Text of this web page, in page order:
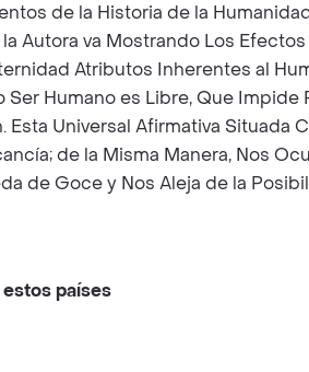
de la Historia de la
Autora va Mostrando Los
Atributos Inherentes al
Humano es Libre, Que
Universal Afirmativa
de la Misma Manera, Nos
de Goce y Nos Aleja de la
países